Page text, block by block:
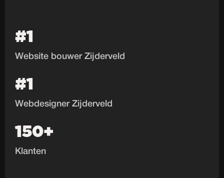
#1
Website bouwer Zijderveld
#1
Webdesigner Zijderveld
150+
Klanten